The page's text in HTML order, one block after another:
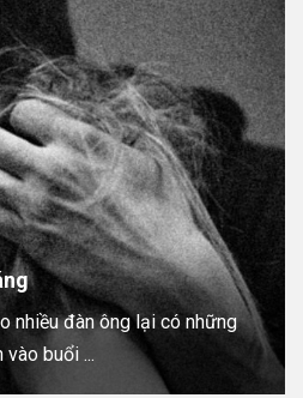
nhiều đàn ông lại có những
buổi ...